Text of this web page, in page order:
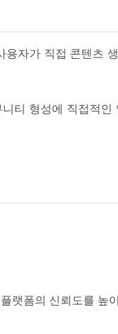
자가 직접 콘텐츠
티 형성에 직접적인
랫폼의 신뢰도를 높